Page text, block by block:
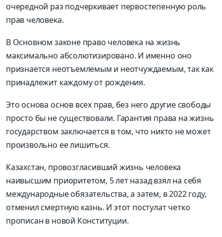
очередной раз подчеркивает первостепенную роль
прав человека.
В Основном законе право человека на жизнь
максимально абсолютизировано. И именно оно
признается неотъемлемым и неотчуждаемым, так как
принадлежит каждому от рождения.
Это основа основ всех прав, без него другие свободы
просто бы не существовали. Гарантия права на жизнь
государством заключается в том, что никто не может
произвольно ее лишиться.
Казахстан, провозгласивший жизнь человека
наивысшим приоритетом, 5 лет назад взял на себя
международные обязательства, а затем, в 2022 году,
отменил смертную казнь. И этот постулат четко
прописан в новой Конституции.